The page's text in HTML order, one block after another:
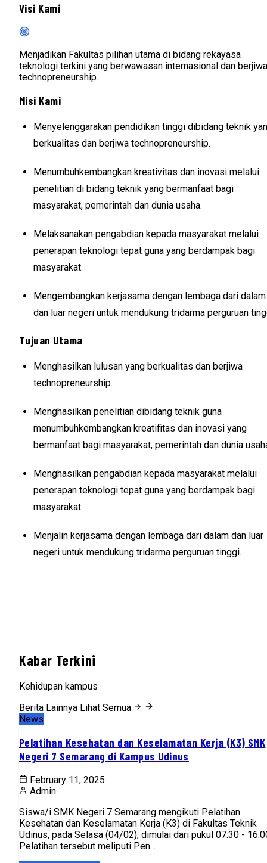
Visi Kami
Menjadikan Fakultas pilihan utama di bidang rekayasa
teknologi terkini yang berwawasan internasional dan berjiwa
technopreneurship.
Misi Kami
Menyelenggarakan pendidikan tinggi dibidang teknik
berkualitas dan berjiwa technopreneurship.
Menumbuhkembangkan kreativitas dan inovasi melalui
penelitian di bidang teknik yang bermanfaat bagi
masyarakat, pemerintah dan dunia usaha.
Melaksanakan pengabdian kepada masyarakat melalui
penerapan teknologi tepat guna yang berdampak bagi
masyarakat.
Mengembangkan kerjasama dengan lembaga dari dalam
dan luar negeri untuk mendukung tridarma perguruan
Tujuan Utama
Menghasilkan lulusan yang berkualitas dan berjiwa
technopreneurship.
Menghasilkan penelitian dibidang teknik guna
menumbuhkembangkan kreatifitas dan inovasi yang
bermanfaat bagi masyarakat, pemerintah dan dunia
Menghasilkan pengabdian kepada masyarakat melalui
penerapan teknologi tepat guna yang berdampak bagi
masyarakat.
Menjalin kerjasama dengan lembaga dari dalam dan luar
negeri untuk mendukung tridarma perguruan tinggi.
Kabar Terkini
Kehidupan kampus
Berita Lainnya Lihat Semua
News
Pelatihan Kesehatan dan Keselamatan Kerja (K3) SMK
Negeri 7 Semarang di Kampus Udinus
February 11, 2025
Admin
Siswa/i SMK Negeri 7 Semarang mengikuti Pelatihan
Kesehatan dan Keselamatan Kerja (K3) di Fakultas Teknik
Udinus, pada Selasa (04/02), dimulai dari pukul 07.30 -
Pelatihan tersebut meliputi Pen...